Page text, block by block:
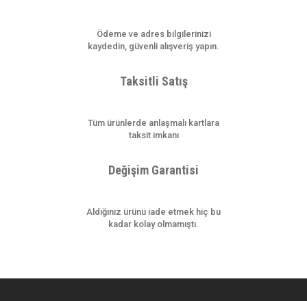
Ödeme ve adres bilgilerinizi
kaydedin, güvenli alışveriş yapın.
Taksitli Satış
Tüm ürünlerde anlaşmalı kartlara
taksit imkanı
Değişim Garantisi
Aldığınız ürünü iade etmek hiç bu
kadar kolay olmamıştı.